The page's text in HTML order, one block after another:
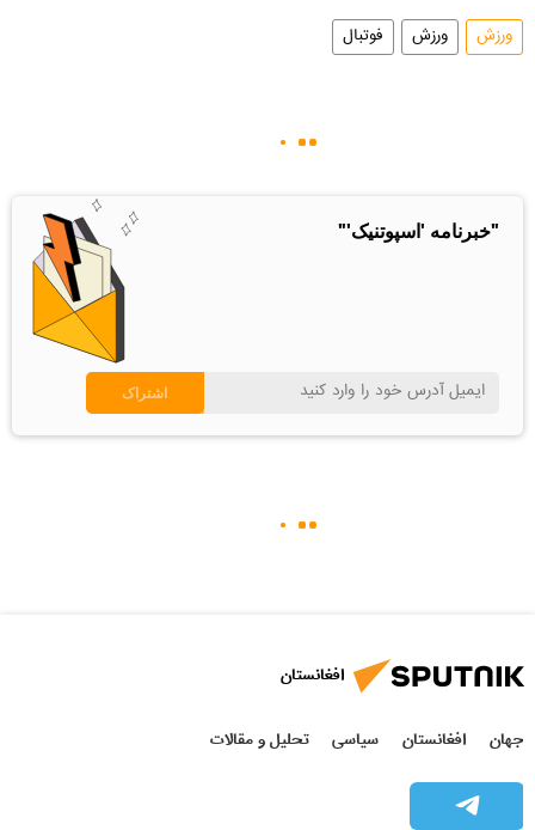
ورزش ورزش فوتبال
"خبرنامه 'اسپوتنیک'"
افغانستان
جهان افغانستان سیاسی تحلیل و مقالات